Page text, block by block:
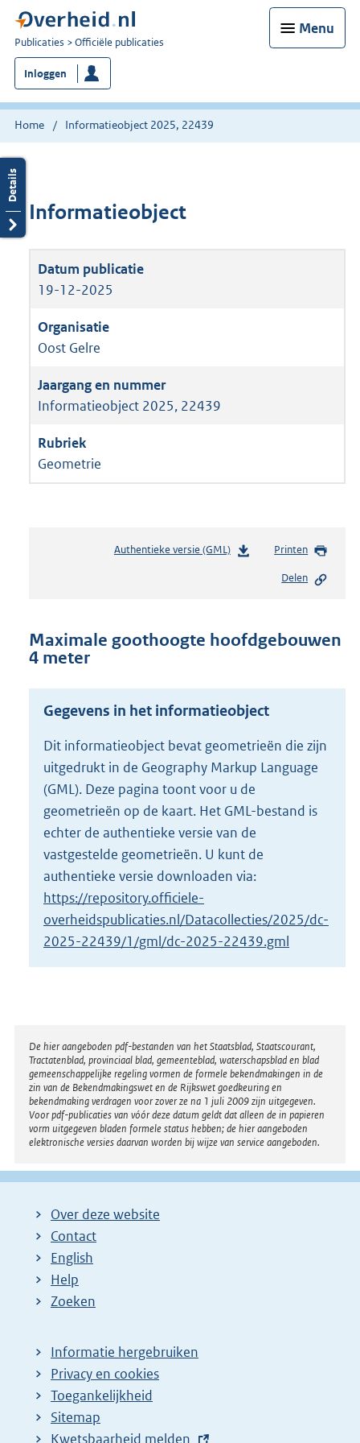
Menu
U
bent
nu
hier:
Publicaties Officiële publicaties
Inloggen
Home Informatieobject 2025, 22439
Informatieobject
19-12-2025
Oost Gelre
Informatieobject 2025, 22439
Geometrie
Authentieke versie (GML)b
n
o
t
t
e
:
2
8
K
b
Printen
Delen
Maximale goothoogte hoofdgebouwen
4 meter
Gegevens in het informatieobject
Dit informatieobject bevat geometrieën die zijn
uitgedrukt in de Geography Markup Language
(GML). Deze pagina toont voor u de
geometrieën op de kaart. Het GML-bestand is
echter de authentieke versie van de
vastgestelde geometrieën. U kunt de
authentieke versie downloaden via:
https://repository.officiele-
overheidspublicaties.nl/Datacollecties/2025/dc-
2025-22439/1/gml/dc-2025-22439.gml
Disclaimer
De hier aangeboden pdf-bestanden van het Staatsblad, Staatscourant,
Tractatenblad, provinciaal blad, gemeenteblad, waterschapsblad en blad
gemeenschappelijke regeling vormen de formele bekendmakingen in de
zin van de Bekendmakingswet en de Rijkswet goedkeuring en
bekendmaking verdragen voor zover ze na 1 juli 2009 zijn uitgegeven.
Voor pdf-publicaties van vóór deze datum geldt dat alleen de in papieren
vorm uitgegeven bladen formele status hebben; de hier aangeboden
elektronische versies daarvan worden bij wijze van service aangeboden.
Over deze website
Contact
English
Help
Zoeken
Informatie hergebruiken
Privacy en cookies
Toegankelijkheid
Sitemap
E
Kwetsbaarheid melden